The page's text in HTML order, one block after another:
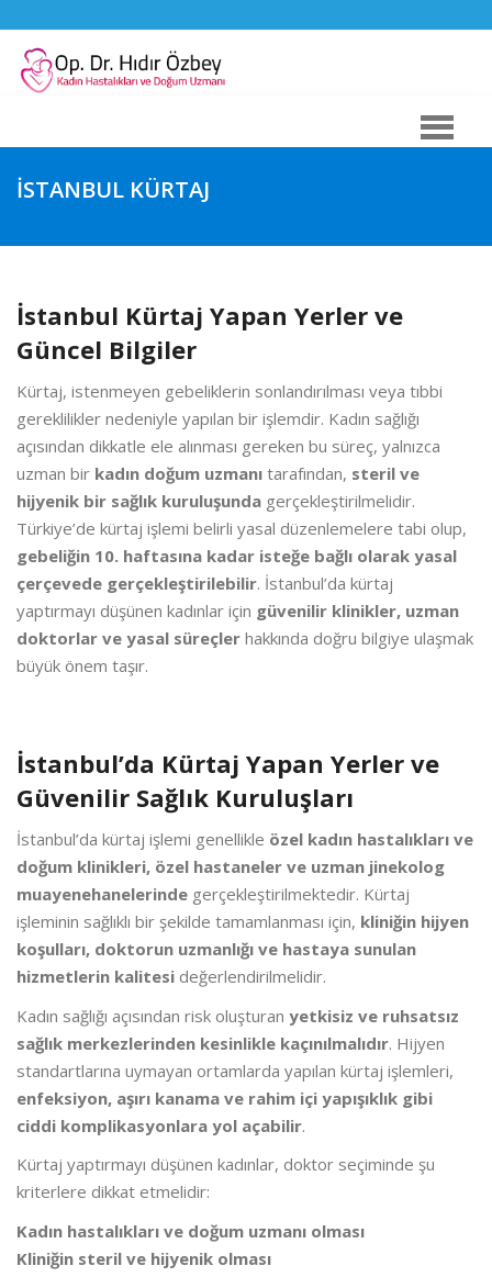
İSTANBUL KÜRTAJ
İstanbul Kürtaj Yapan Yerler ve
Güncel Bilgiler
Kürtaj, istenmeyen gebeliklerin sonlandırılması veya tıbbi
gereklilikler nedeniyle yapılan bir işlemdir. Kadın sağlığı
açısından dikkatle ele alınması gereken bu süreç, yalnızca
uzman bir kadın doğum uzmanı tarafından, steril ve
hijyenik bir sağlık kuruluşunda gerçekleştirilmelidir.
Türkiye’de kürtaj işlemi belirli yasal düzenlemelere tabi olup,
gebeliğin 10. haftasına kadar isteğe bağlı olarak yasal
çerçevede gerçekleştirilebilir. İstanbul’da kürtaj
yaptırmayı düşünen kadınlar için güvenilir klinikler, uzman
doktorlar ve yasal süreçler hakkında doğru bilgiye ulaşmak
büyük önem taşır.
İstanbul’da Kürtaj Yapan Yerler ve
Güvenilir Sağlık Kuruluşları
İstanbul’da kürtaj işlemi genellikle özel kadın hastalıkları ve
doğum klinikleri, özel hastaneler ve uzman jinekolog
muayenehanelerinde gerçekleştirilmektedir. Kürtaj
işleminin sağlıklı bir şekilde tamamlanması için, kliniğin hijyen
koşulları, doktorun uzmanlığı ve hastaya sunulan
hizmetlerin kalitesi değerlendirilmelidir.
Kadın sağlığı açısından risk oluşturan yetkisiz ve ruhsatsız
sağlık merkezlerinden kesinlikle kaçınılmalıdır. Hijyen
standartlarına uymayan ortamlarda yapılan kürtaj işlemleri,
enfeksiyon, aşırı kanama ve rahim içi yapışıklık gibi
ciddi komplikasyonlara yol açabilir.
Kürtaj yaptırmayı düşünen kadınlar, doktor seçiminde şu
kriterlere dikkat etmelidir:
Kadın hastalıkları ve doğum uzmanı olması
Kliniğin steril ve hijyenik olması